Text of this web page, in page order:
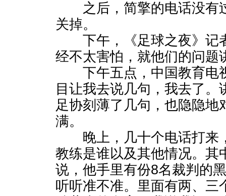
之后，简擎的电话没有
关掉。
下午，《足球之夜》记
经不太害怕，就他们的问题
下午五点，中国教育电
目让我去说几句，我去了。
足协刻薄了几句，也隐隐地
满。
晚上，几十个电话打来
教练是谁以及其他情况。其
说，他手里有份8名裁判的
听听准不准。里面有两、三